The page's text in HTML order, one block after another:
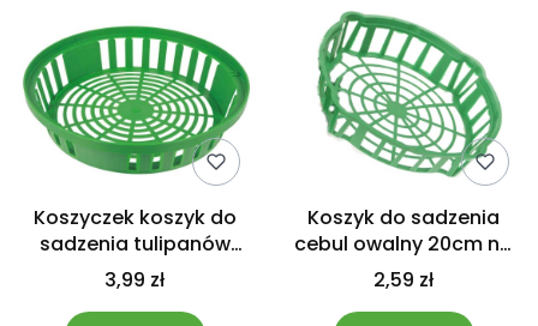
Koszyczek koszyk do
sadzenia tulipanów
cebul okrągły 30cm
3,99 zł
Koszyk do sadzenia
cebul owalny 20cm na
tulipany krokusy
2,59 zł